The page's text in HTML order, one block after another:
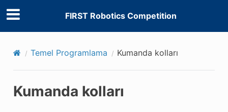
FIRST Robotics Competition
Temel Programlama Kumanda kolları
Kumanda kolları